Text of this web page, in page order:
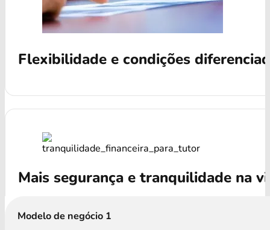
Flexibilidade e condições
Mais segurança e tranquilidade na
Modelo de negócio 1